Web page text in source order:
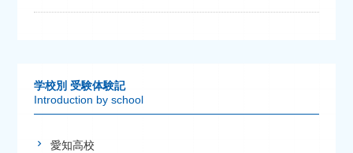
学校別 受験体験記
Introduction by school
愛知高校